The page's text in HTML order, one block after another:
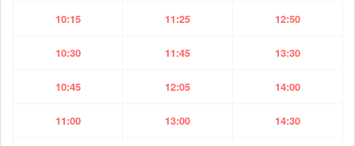
10:15 11:25 12:50
10:30 11:45 13:30
10:45 12:05 14:00
11:00 13:00 14:30